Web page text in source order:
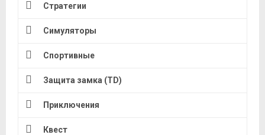
Стратегии
Симуляторы
Спортивные
Защита замка (TD)
Приключения
Квест